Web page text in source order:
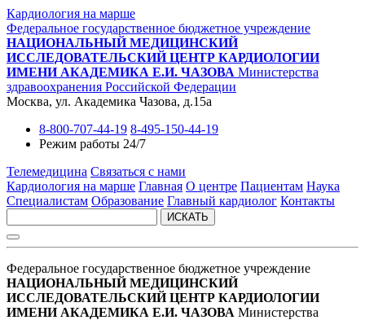
Кардиология на марше
Федеральное государственное бюджетное учреждение
НАЦИОНАЛЬНЫЙ МЕДИЦИНСКИЙ
ИССЛЕДОВАТЕЛЬСКИЙ ЦЕНТР КАРДИОЛОГИИ
ИМЕНИ АКАДЕМИКА Е.И. ЧАЗОВА Министерства
здравоохранения Российской Федерации
Москва, ул. Академика Чазова, д.15а
8-800-707-44-19 8-495-150-44-19
Режим работы 24/7
Телемедицина Связаться с нами
Кардиология на марше Главная О центре Пациентам Наука
Специалистам Образование Главный кардиолог Контакты
ИСКАТЬ
Федеральное государственное бюджетное учреждение
НАЦИОНАЛЬНЫЙ МЕДИЦИНСКИЙ
ИССЛЕДОВАТЕЛЬСКИЙ ЦЕНТР КАРДИОЛОГИИ
ИМЕНИ АКАДЕМИКА Е.И. ЧАЗОВА Министерства